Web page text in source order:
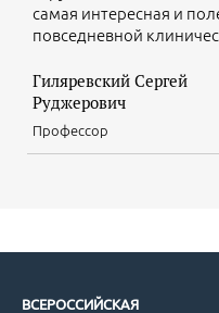
самая интересная и
повседневной
Гиляревский Сергей
Руджерович
Профессор
ВСЕРОССИЙСКАЯ